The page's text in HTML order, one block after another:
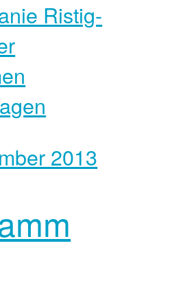
Ristig-
2013